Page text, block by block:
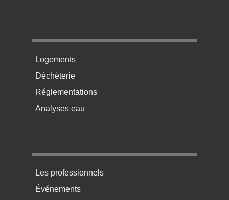
Menu pratique bas de page 2
Logements
Déchèterie
Réglementations
Analyses eau
Menu pratique bas de page 3
Les professionnels
Événements